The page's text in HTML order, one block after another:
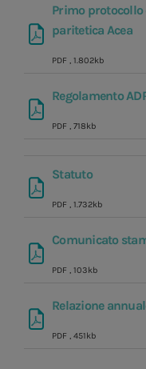
Primo
paritetica Acea
PDF , 1.802kb
Regolamento
PDF , 718kb
Statuto
PDF , 1.732kb
Comunicato
PDF , 103kb
Relazione
PDF , 451kb